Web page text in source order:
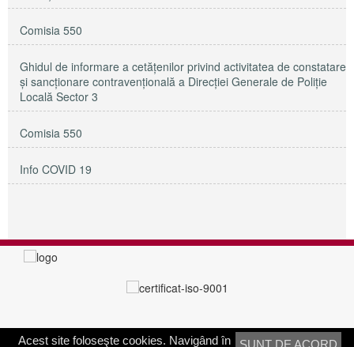
Comisia 550
Ghidul de informare a cetățenilor privind activitatea de constatare
și sancționare contravențională a Direcției Generale de Poliție
Locală Sector 3
Comisia 550
Info COVID 19
SUNT DE ACORD
Acest site foloseşte cookies. Navigând în